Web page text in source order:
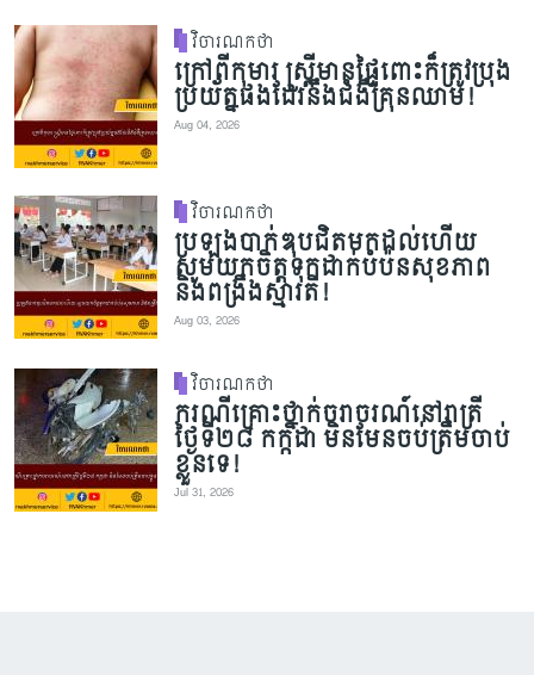
វិចារណកថា
ក្រៅពីកុមារ ស្ត្រីមានផ្ទៃពោះក៏ត្រូវប្រុង
ប្រយ័ត្នផងដែរនឹងជំងឺគ្រុនឈាម!
Aug 04, 2026
វិចារណកថា
ប្រឡងបាក់ឌុបជិតមកដល់ហើយ
សូមយកចិត្តទុកដាក់បំប៉នសុខភាព
និងពង្រឹងស្មារតី!
Aug 03, 2026
វិចារណកថា
ករណីគ្រោះថ្នាក់ចរាចរណ៍នៅរាត្រី
ថ្ងៃទី២៨ កក្កដា មិនមែនចប់ត្រឹមចាប់
ខ្លួនទេ!
Jul 31, 2026